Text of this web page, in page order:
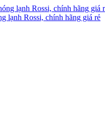
lạnh Rossi, chính hãng giá rẻ